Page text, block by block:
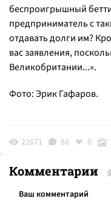
беспроигрышный
предприниматель с
отдавать долги им?
вас заявления,
Великобритании...».
Фото: Эрик Гафаров.
22671 88 0
Комментарии